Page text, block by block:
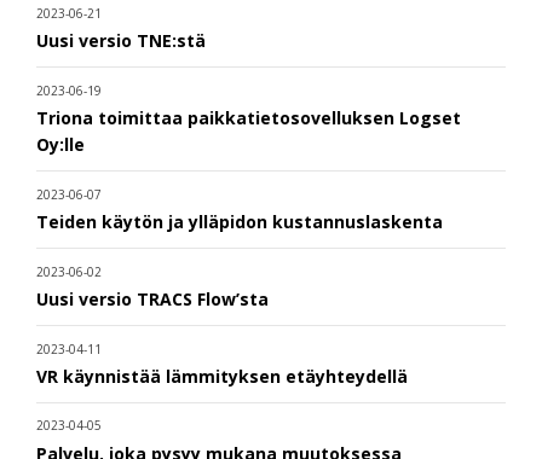
2023-06-21
Uusi versio TNE:stä
2023-06-19
Triona toimittaa paikkatietosovelluksen Logset
Oy:lle
2023-06-07
Teiden käytön ja ylläpidon kustannuslaskenta
2023-06-02
Uusi versio TRACS Flow’sta
2023-04-11
VR käynnistää lämmityksen etäyhteydellä
2023-04-05
Palvelu, joka pysyy mukana muutoksessa